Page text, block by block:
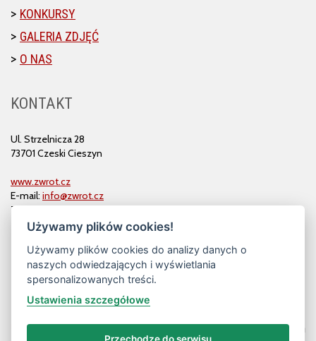
KONKURSY
GALERIA ZDJĘĆ
O NAS
KONTAKT
Ul. Strzelnicza 28
73701 Czeski Cieszyn
www.zwrot.cz
E-mail: info@zwrot.cz
Tel. i faks: 558 711 582
Używamy plików cookies!
Używamy plików cookies do analizy danych o
naszych odwiedzających i wyświetlania
spersonalizowanych treści.
Ustawienia szczegółowe